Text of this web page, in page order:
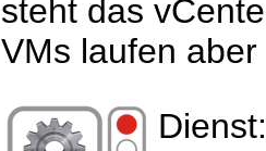
steht das
VMs laufen aber